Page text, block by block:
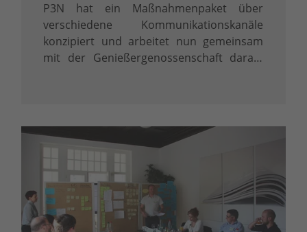
P3N hat ein Maßnahmenpaket über
verschiedene Kommunikationskanäle
konzipiert und arbeitet nun gemeinsam
mit der Genießergenossenschaft daran,
von …